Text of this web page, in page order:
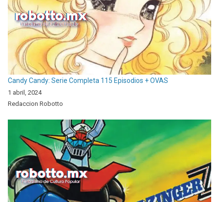
Candy Candy: Serie Completa 115 Episodios + OVAS
1 abril, 2024
Redaccion Robotto